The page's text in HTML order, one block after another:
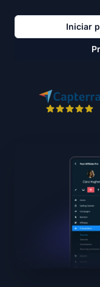
Iniciar